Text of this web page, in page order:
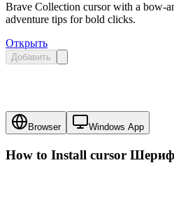
Brave Collection cursor with a bow-
adventure tips for bold clicks.
Открыть
Добавить
Browser Windows App
How to Install cursor